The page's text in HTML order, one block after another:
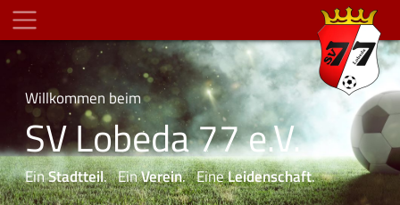
Willkommen beim
SV Lobeda 77 e.V.
EinStadtteil. EinVerein. EineLeidenschaft.